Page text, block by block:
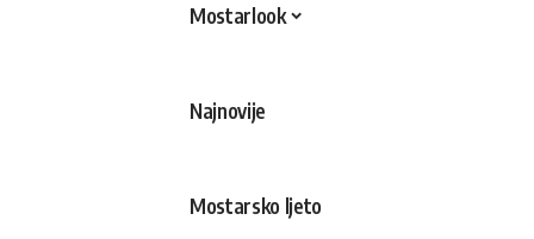
Mostarlook
Najnovije
Mostarsko ljeto